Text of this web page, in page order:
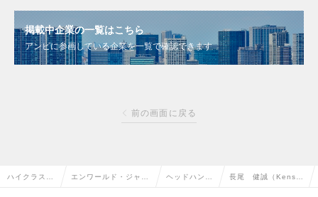
掲載中企業の一覧はこちら
アンビに参画している企業を一覧で確認できます
前の画面に戻る
ハイクラス求 エンワールド・ジャパ ヘッドハンタ 長尾 健誠（Kense